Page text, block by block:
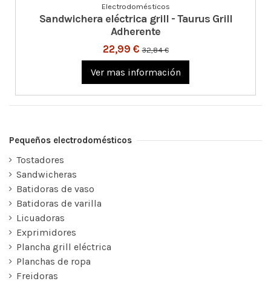
Electrodomésticos
Sandwichera eléctrica grill - Taurus Grill
Adherente
22,99 €32,84 €
Ver mas información
Pequeños electrodomésticos
Tostadores
Sandwicheras
Batidoras de vaso
Batidoras de varilla
Licuadoras
Exprimidores
Plancha grill eléctrica
Planchas de ropa
Freidoras